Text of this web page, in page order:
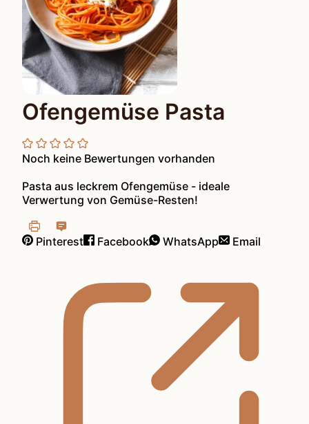
Ofengemüse Pasta
Noch keine Bewertungen vorhanden
Pasta aus leckrem Ofengemüse - ideale
Verwertung von Gemüse-Resten!
Pinterest Facebook WhatsApp Email